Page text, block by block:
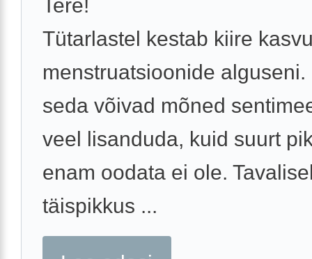
Tere!
Tütarlastel kestab kiire
menstruatsioonide alguseni.
seda võivad mõned
veel lisanduda, kuid suurt
enam oodata ei ole.
täispikkus ...